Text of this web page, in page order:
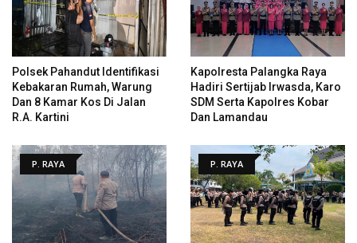
Polsek Pahandut Identifikasi
Kebakaran Rumah, Warung
Dan 8 Kamar Kos Di Jalan
R.A. Kartini
Kapolresta Palangka Raya
Hadiri Sertijab Irwasda, Karo
SDM Serta Kapolres Kobar
Dan Lamandau
P. RAYA P. RAYA